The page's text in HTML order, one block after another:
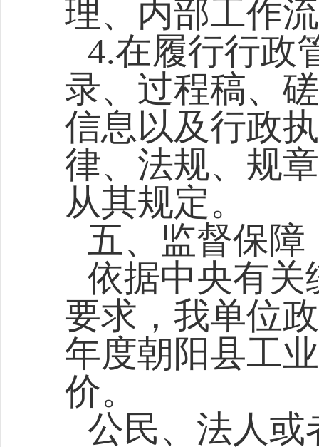
理、内部工作
4.在履行行政
录、过程稿、
信息以及行政
律、法规、规
从其规定。
五、监督保障
依据中央有关
要求，我单位
年度朝阳县工
价。
公民、法人或